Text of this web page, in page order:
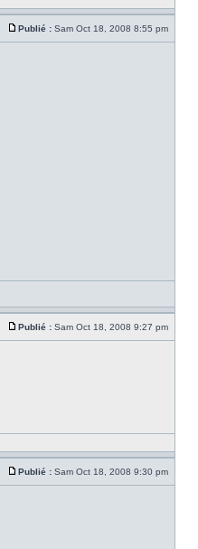
Publié : Sam Oct 18, 2008 8:55 pm
Publié : Sam Oct 18, 2008 9:27 pm
Publié : Sam Oct 18, 2008 9:30 pm